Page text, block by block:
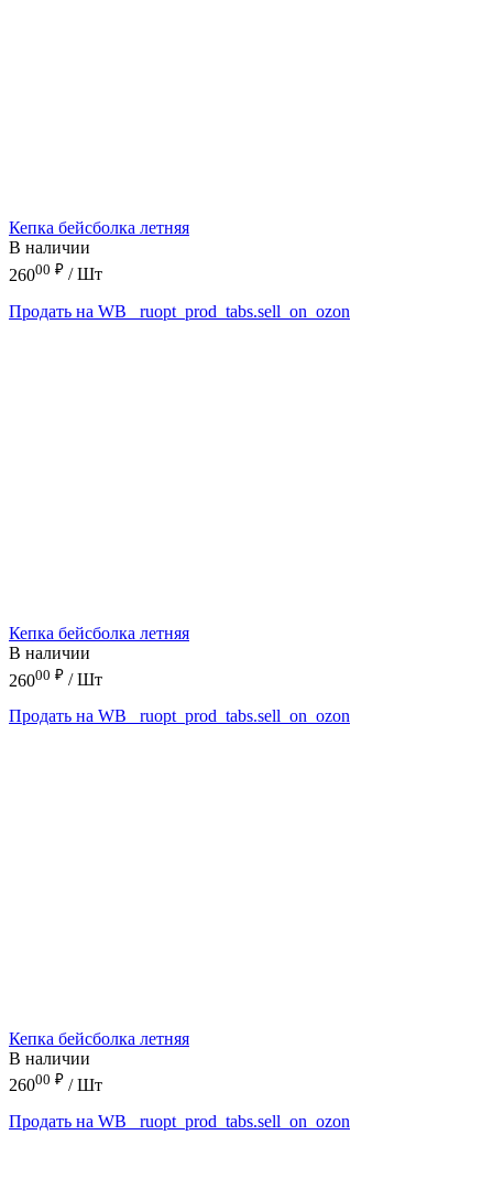
Кепка бейсболка летняя
В наличии
26000 ₽ / Шт
Продать на WB
_ruopt_prod_tabs.sell_on_ozon
Кепка бейсболка летняя
В наличии
26000 ₽ / Шт
Продать на WB
_ruopt_prod_tabs.sell_on_ozon
Кепка бейсболка летняя
В наличии
26000 ₽ / Шт
Продать на WB
_ruopt_prod_tabs.sell_on_ozon